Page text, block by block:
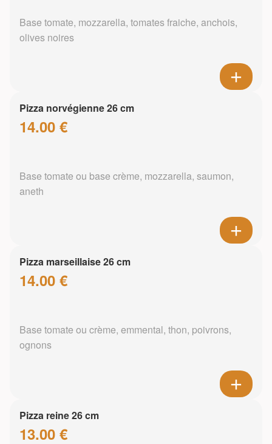
Base tomate, mozzarella, tomates fraiche, anchois,
olives noires
Pizza norvégienne 26 cm
14.00 €
Base tomate ou base crème, mozzarella, saumon,
aneth
Pizza marseillaise 26 cm
14.00 €
Base tomate ou crème, emmental, thon, poivrons,
ognons
Pizza reine 26 cm
13.00 €